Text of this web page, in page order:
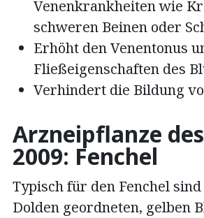
Venenkrankheiten wie
schweren Beinen oder
Erhöht den Venentonus
Fließeigenschaften des
Verhindert die Bildung
Arzneipflanze
2009: Fenchel
Typisch für den Fenchel
Dolden geordneten, gelben